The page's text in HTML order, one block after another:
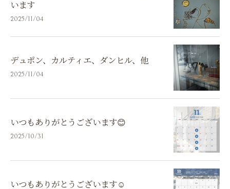
います
2025/11/04
デュポン、カルティエ、ダンヒル、他
2025/11/04
いつもありがとうございます😊
2025/10/31
いつもありがとうございます☺